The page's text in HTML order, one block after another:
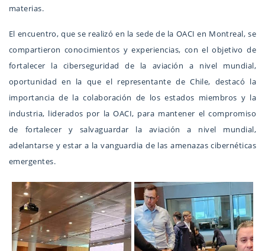
materias.
El encuentro, que se realizó en la sede de la OACI en Montreal, se
compartieron conocimientos y experiencias, con el objetivo de
fortalecer la ciberseguridad de la aviación a nivel mundial,
oportunidad en la que el representante de Chile, destacó la
importancia de la colaboración de los estados miembros y la
industria, liderados por la OACI, para mantener el compromiso
de fortalecer y salvaguardar la aviación a nivel mundial,
adelantarse y estar a la vanguardia de las amenazas cibernéticas
emergentes.